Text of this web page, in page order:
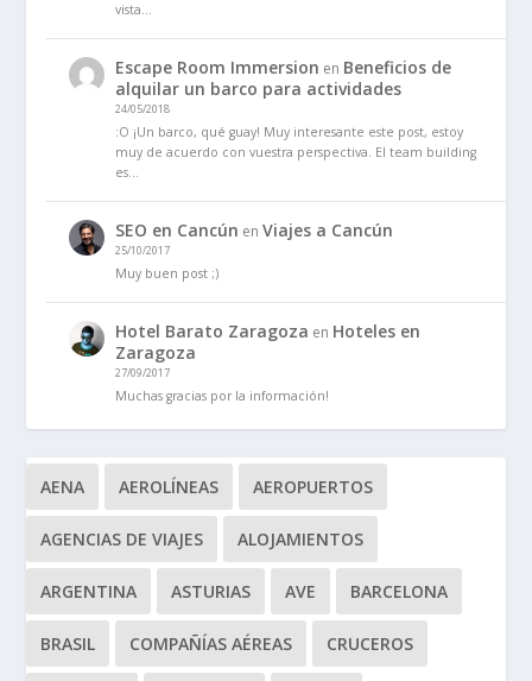
vista…
Escape Room Immersion en Beneficios de
alquilar un barco para actividades
24/05/2018
:O ¡Un barco, qué guay! Muy interesante este post, estoy
muy de acuerdo con vuestra perspectiva. El team building
es…
SEO en Cancún enViajes a Cancún
25/10/2017
Muy buen post ;)
Hotel Barato Zaragoza en Hoteles en
Zaragoza
27/09/2017
Muchas gracias por la información!
AENA AEROLÍNEAS AEROPUERTOS
AGENCIAS DE VIAJES ALOJAMIENTOS
ARGENTINA ASTURIAS AVE BARCELONA
BRASIL COMPAÑÍAS AÉREAS CRUCEROS